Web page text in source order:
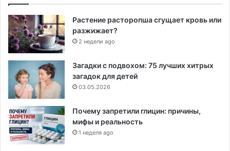
Растение расторопша сгущает кровь или
разжижает?
2 недели ago
Загадки с подвохом: 75 лучших хитрых
загадок для детей
03.05.2026
Почему запретили глицин: причины,
мифы и реальность
1 неделя ago